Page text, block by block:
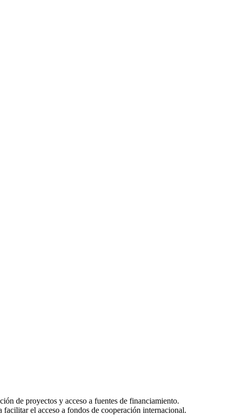
de proyectos y acceso a fuentes de financiamiento.
el acceso a fondos de cooperación internacional.